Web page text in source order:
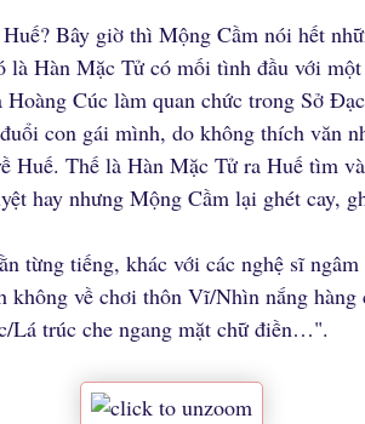
Bây giờ thì Mộng Cầm nói hết
là Hàn Mặc Tử có mối tình đầu với
Cúc làm quan chức trong Sở
con gái mình, do không thích văn
Huế. Thế là Hàn Mặc Tử ra Huế tìm
hay nhưng Mộng Cầm lại ghét cay,
từng tiếng, khác với các nghệ sĩ
không về chơi thôn Vĩ/Nhìn nắng
Lá trúc che ngang mặt chữ điền…".